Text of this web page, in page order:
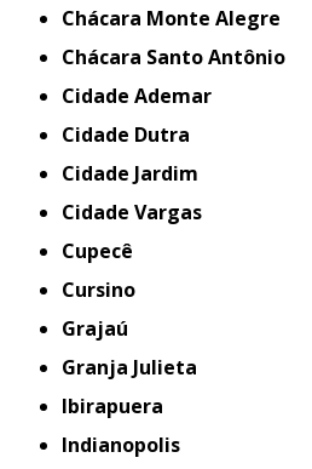
Chácara Monte Alegre
Chácara Santo Antônio
Cidade Ademar
Cidade Dutra
Cidade Jardim
Cidade Vargas
Cupecê
Cursino
Grajaú
Granja Julieta
Ibirapuera
Indianopolis